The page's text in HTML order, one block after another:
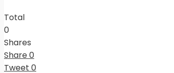
Total
0
Shares
Share0
Tweet 0